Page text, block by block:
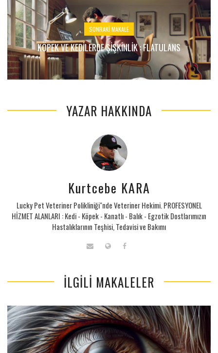
SONRAKI MAKALE
KÖPEK VE KEDILERDE ŞIŞKINLIK : FLATULANS
YAZAR HAKKINDA
Kurtcebe KARA
Lucky Pet Veteriner Polikliniği"nde Veteriner Hekimi. PROFESYONEL
HİZMET ALANLARI : Kedi - Köpek - Kanatlı - Balık - Egzotik Dostlarımızın
Hastalıklarının Teşhisi, Tedavisi ve Bakımı
İLGILI MAKALELER